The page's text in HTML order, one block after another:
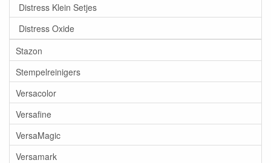
Distress Klein Setjes
Distress Oxide
Stazon
Stempelreinigers
Versacolor
Versafine
VersaMagic
Versamark